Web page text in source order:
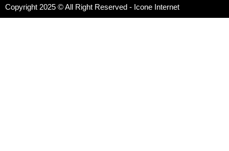
Copyright 2025 © All Right Reserved - Icone Internet